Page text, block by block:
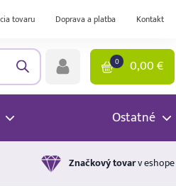
tovaru Doprava a platba Kontakt
0 0,00€
Ostatné
Značkový tovarv eshope